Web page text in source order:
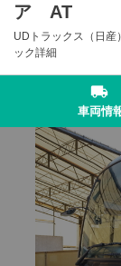
ア AT
UDトラックス（日産
ック詳細
local_shipping
車両情